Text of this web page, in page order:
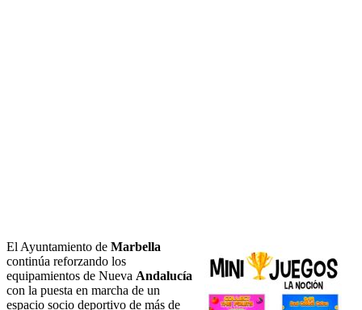
El Ayuntamiento de Marbella
continúa reforzando los
equipamientos de Nueva Andalucía
con la puesta en marcha de un
espacio socio deportivo de más de